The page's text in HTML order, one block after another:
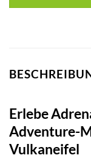
Erlebe
Adventure-
Vulkaneifel